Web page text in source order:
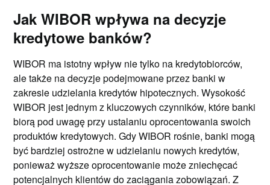
Jak WIBOR wpływa na decyzje
kredytowe banków?
WIBOR ma istotny wpływ nie tylko na kredytobiorców,
ale także na decyzje podejmowane przez banki w
zakresie udzielania kredytów hipotecznych. Wysokość
WIBOR jest jednym z kluczowych czynników, które banki
biorą pod uwagę przy ustalaniu oprocentowania swoich
produktów kredytowych. Gdy WIBOR rośnie, banki mogą
być bardziej ostrożne w udzielaniu nowych kredytów,
ponieważ wyższe oprocentowanie może zniechęcać
potencjalnych klientów do zaciągania zobowiązań. Z